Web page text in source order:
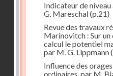
Indicateur de
G. Mareschal(p.21)
Revue des travaux
Marinovitch : Sur
calcul le potentiel
par M. G. Lippmann
Influence des
ordinaires, par M.